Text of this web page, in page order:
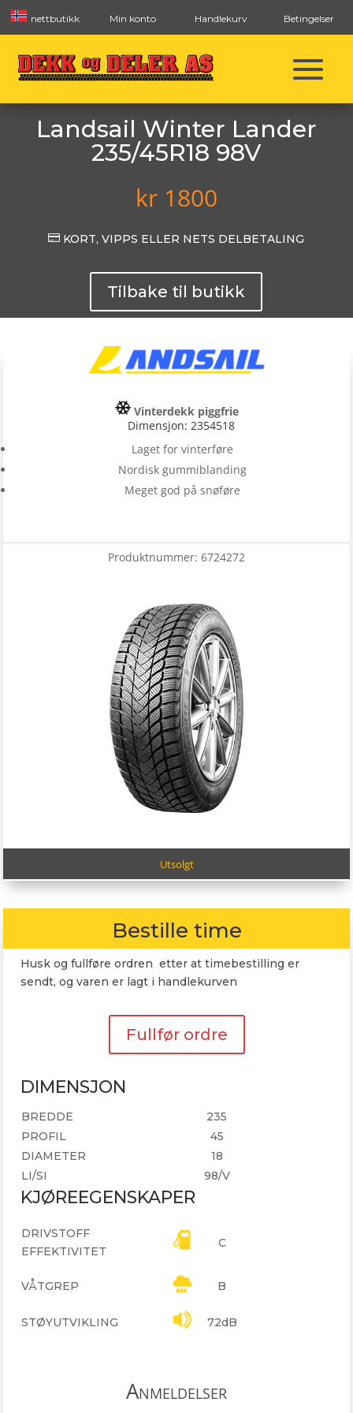
nettbutikk Min konto Handlekurv Betingelser
Landsail Winter Lander
235/45R18 98V
kr1800
 KORT, VIPPS ELLER NETS DELBETALING
Tilbake til butikk
Vinterdekk piggfrie
Dimensjon: 2354518
Laget for vinterføre
Nordisk gummiblanding
Meget god på snøføre
Produktnummer: 6724272
Utsolgt
Bestille time
Husk og fullføre ordren etter at timebestilling er
sendt, og varen er lagt i handlekurven
Fullfør ordre
DIMENSJON
BREDDE
235
PROFIL
45
DIAMETER
18
LI/SI
98/V
KJØREEGENSKAPER
DRIVSTOFF
EFFEKTIVITET
C
VÅTGREP B
STØYUTVIKLING 72dB
Anmeldelser